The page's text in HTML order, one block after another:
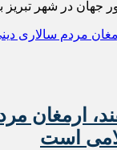
۱۱ اسفند،
است